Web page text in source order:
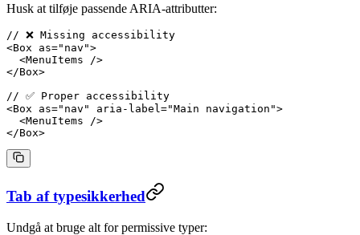
Husk at tilføje passende ARIA-attributter:
// ❌ Missing accessibility
<Box as="nav">
  <
MenuItems />
</Box>
// ✅ Proper accessibility
<Box as="nav" aria-label ="Main navigation">
  <
MenuItems />
</Box>
Tab af typesikkerhed
Undgå at bruge alt for permissive typer: